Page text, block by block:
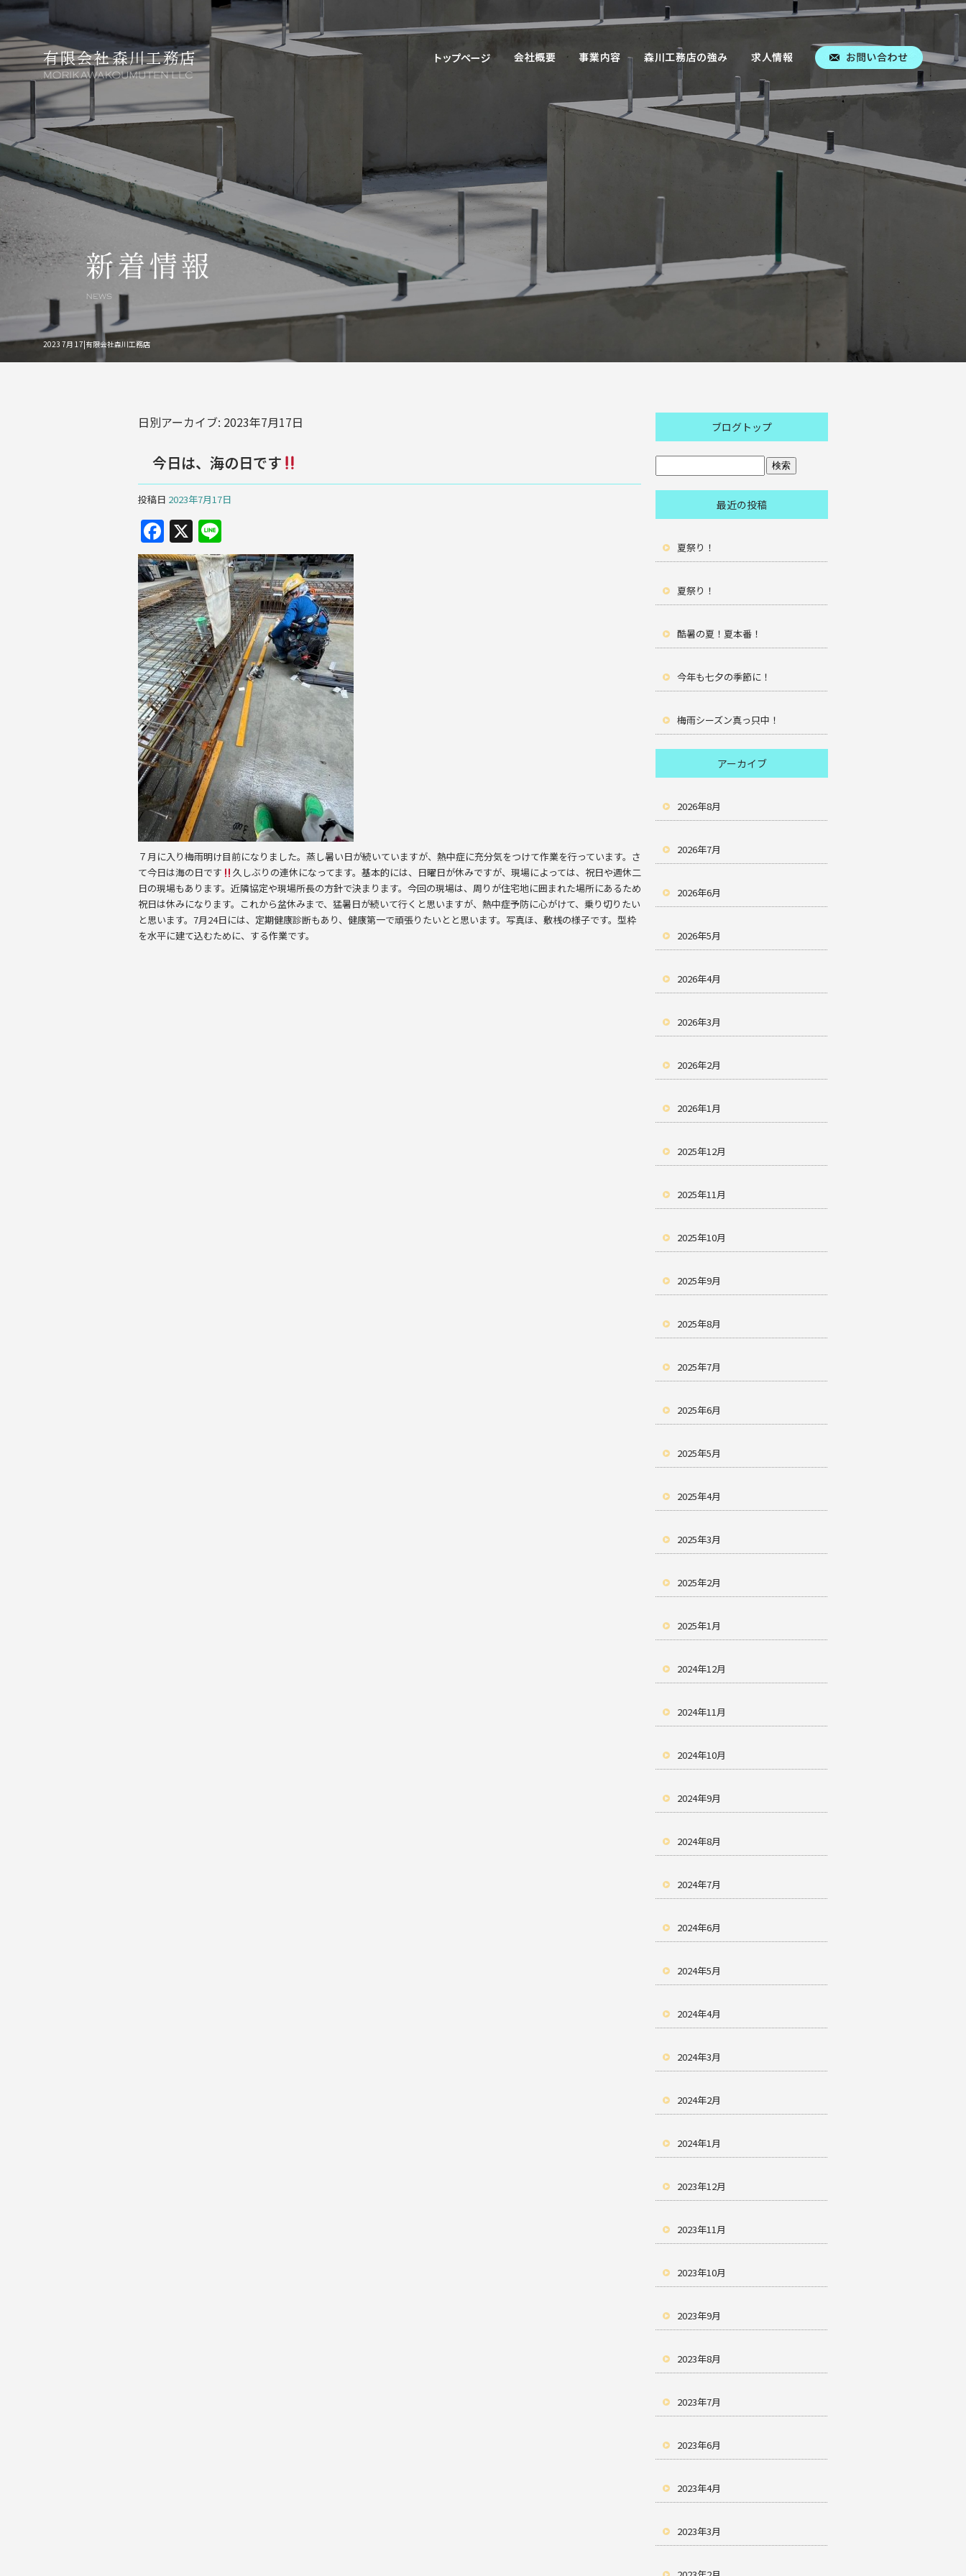
2023 7月 17|有限会社森川工務店
日別アーカイブ: 2023年7月17日
今日は、海の日です
投稿日 2023年7月17日
F
a
c
e
b
o
o
k
X
n
e
７月に入り梅雨明け目前になりました。蒸し暑い日が続いていますが、熱中症に充分気をつけて作業を行っています。さ
て今日は海の日です
久しぶりの連休になってます。基本的には、日曜日が休みですが、現場によっては、祝日や週休二
日の現場もあります。近隣協定や現場所長の方針で決まります。今回の現場は、周りが住宅地に囲まれた場所にあるため
祝日は休みになります。これから盆休みまで、猛暑日が続いて行くと思いますが、熱中症予防に心がけて、乗り切りたい
と思います。7月24日には、定期健康診断もあり、健康第一で頑張りたいとと思います。写真ほ、敷桟の様子です。型枠
を水平に建て込むために、する作業です。
ブログトップ
最近の投稿
夏祭り！
夏祭り！
酷暑の夏！夏本番！
今年も七夕の季節に！
梅雨シーズン真っ只中！
アーカイブ
2026年8月
2026年7月
2026年6月
2026年5月
2026年4月
2026年3月
2026年2月
2026年1月
2025年12月
2025年11月
2025年10月
2025年9月
2025年8月
2025年7月
2025年6月
2025年5月
2025年4月
2025年3月
2025年2月
2025年1月
2024年12月
2024年11月
2024年10月
2024年9月
2024年8月
2024年7月
2024年6月
2024年5月
2024年4月
2024年3月
2024年2月
2024年1月
2023年12月
2023年11月
2023年10月
2023年9月
2023年8月
2023年7月
2023年6月
2023年4月
2023年3月